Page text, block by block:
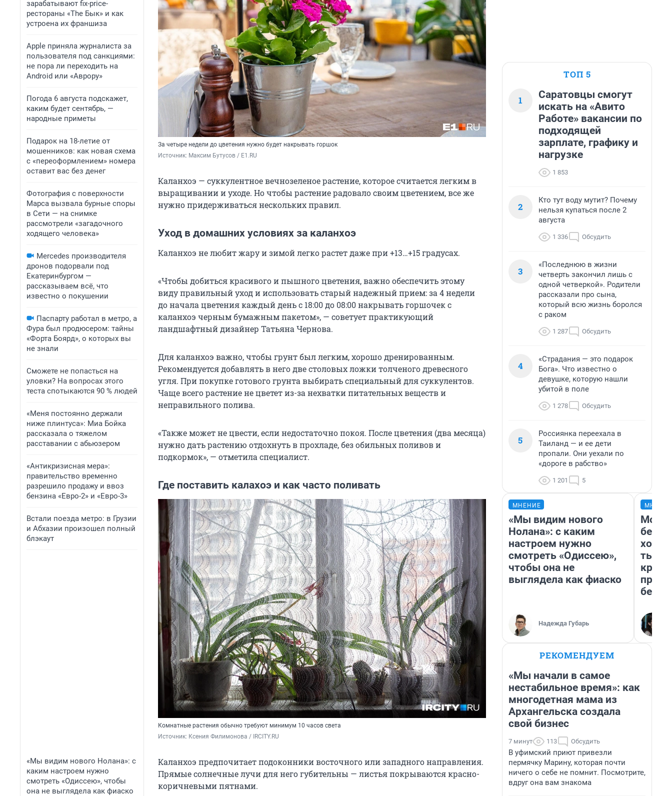
зарабатывают fix-price-
рестораны «The Бык» и как
устроена их франшиза
Apple приняла журналиста за
пользователя под санкциями:
не пора ли переходить на
Android или «Аврору»
Погода 6 августа подскажет,
каким будет сентябрь, —
народные приметы
Подарок на 18-летие от
мошенников: как новая схема
с «переоформлением» номера
оставит вас без денег
Фотография с поверхности
Марса вызвала бурные споры
в Сети — на снимке
рассмотрели «загадочного
ходящего человека»
Mercedes производителя
дронов подорвали под
Екатеринбургом —
рассказываем всё, что
известно о покушении
Паспарту работал в метро, а
Фура был продюсером: тайны
«Форта Боярд», о которых вы
не знали
Сможете не попасться на
уловки? На вопросах этого
теста спотыкаются 90 % людей
«Меня постоянно держали
ниже плинтуса»: Миа Бойка
рассказала о тяжелом
расставании с абьюзером
«Антикризисная мера»:
правительство временно
разрешило продажу и ввоз
бензина «Евро-2» и «Евро-3»
Встали поезда метро: в Грузии
и Абхазии произошел полный
блэкаут
«Мы видим нового Нолана»: с
каким настроем нужно
смотреть «Одиссею», чтобы
она не выглядела как фиаско
За четыре недели до цветения нужно будет накрывать горшок
Источник: Максим Бутусов / E1.RU
Каланхоэ — суккулентное вечнозеленое растение, которое считается легким в
выращивании и уходе. Но чтобы растение радовало своим цветением, все же
нужно придерживаться нескольких правил.
Уход в домашних условиях за каланхоэ
Каланхоэ не любит жару и зимой легко растет даже при +13…+15 градусах.
«Чтобы добиться красивого и пышного цветения, важно обеспечить этому
виду правильный уход и использовать старый надежный прием: за 4 недели
до начала цветения каждый день с 18:00 до 08:00 накрывать горшочек с
каланхоэ черным бумажным пакетом», — советует практикующий
ландшафтный дизайнер Татьяна Чернова.
Для каланхоэ важно, чтобы грунт был легким, хорошо дренированным.
Рекомендуется добавлять в него две столовых ложки толченого древесного
угля. При покупке готового грунта выбирать специальный для суккулентов.
Чаще всего растение не цветет из-за нехватки питательных веществ и
неправильного полива.
«Также может не цвести, если недостаточно покоя. После цветения (два месяца)
нужно дать растению отдохнуть в прохладе, без обильных поливов и
подкормок», — отметила специалист.
Где поставить калахоэ и как часто поливать
Комнатные растения обычно требуют минимум 10 часов света
Источник: Ксения Филимонова / IRCITY.RU
Каланхоэ предпочитает подоконники восточного или западного направления.
Прямые солнечные лучи для него губительны — листья покрываются красно-
коричневыми пятнами.
ТОП 5
1
Саратовцы смогут
искать на «Авито
Работе» вакансии по
подходящей
зарплате, графику и
нагрузке
1 853
2
Кто тут воду мутит? Почему
нельзя купаться после 2
августа
1 336 Обсудить
3
«Последнюю в жизни
четверть закончил лишь с
одной четверкой». Родители
рассказали про сына,
который всю жизнь боролся
с раком
1 287 Обсудить
4
«Страдания — это подарок
Бога». Что известно о
девушке, которую нашли
убитой в поле
1 278 Обсудить
5
Россиянка переехала в
Таиланд — и ее дети
пропали. Они уехали по
«дороге в рабство»
1 201 5
МНЕНИЕ
«Мы видим нового
Нолана»: с каким
настроем нужно
смотреть «Одиссею»,
чтобы она не
выглядела как фиаско
Надежда Губарь
Мой
РЕКОМЕНДУЕМ
«Мы начали в самое
нестабильное время»: как
многодетная мама из
Архангельска создала
свой бизнес
7 минут 113 Обсудить
В уфимский приют привезли
пермячку Марину, которая почти
ничего о себе не помнит. Посмотрите,
вдруг она вам знакома